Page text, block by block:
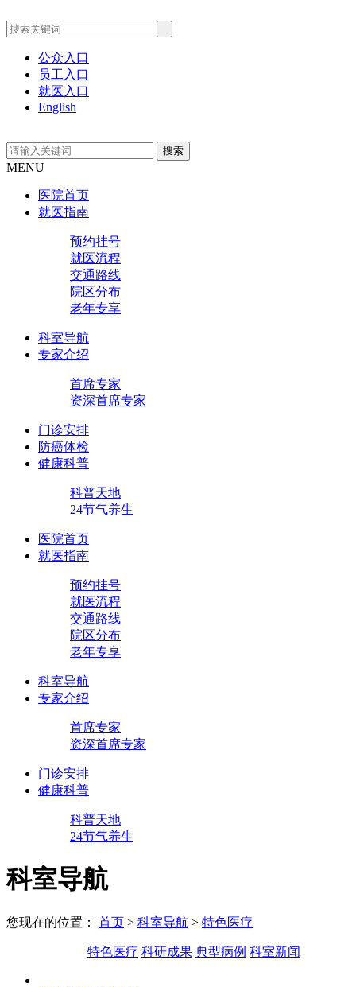
公众入口
员工入口
就医入口
English
MENU
医院首页
就医指南
预约挂号
就医流程
交通路线
院区分布
老年专享
科室导航
专家介绍
首席专家
资深首席专家
门诊安排
防癌体检
健康科普
科普天地
24节气养生
医院首页
就医指南
预约挂号
就医流程
交通路线
院区分布
老年专享
科室导航
专家介绍
首席专家
资深首席专家
门诊安排
健康科普
科普天地
24节气养生
科室导航
您现在的位置： 首页 > 科室导航 > 特色医疗
特色医疗 科研成果 典型病例 科室新闻